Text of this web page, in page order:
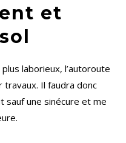
et
laborieux, l’autoroute
Il faudra donc
sauf une sinécure et me